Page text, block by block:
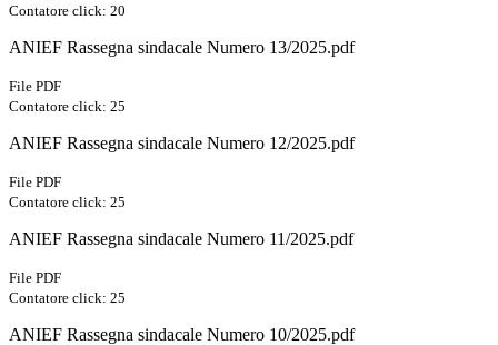
Contatore click: 20
ANIEF Rassegna sindacale Numero 13/2025.pdf
File PDF
Contatore click: 25
ANIEF Rassegna sindacale Numero 12/2025.pdf
File PDF
Contatore click: 25
ANIEF Rassegna sindacale Numero 11/2025.pdf
File PDF
Contatore click: 25
ANIEF Rassegna sindacale Numero 10/2025.pdf